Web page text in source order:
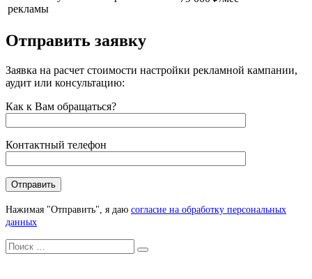
рекламы
Отправить заявку
Заявка на расчет стоимости настройки рекламной кампании,
аудит или консультацию:
Как к Вам обращаться?
Контактный телефон
Нажимая "Отправить", я даю согласие на обработку персональных
данных
Искать
Search